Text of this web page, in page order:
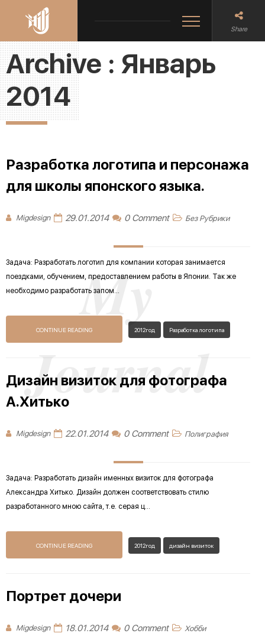
Share
My
Journal
Archive : Январь
2014
Разработка логотипа и персонажа
для школы японского языка.
Migdesign 29.01.2014 0 Comment Без Рубрики
Задача: Разработать логотип для компании которая занимается
поездками, обучением, предоставлением работы в Японии. Так же
необходимо разработать запом...
CONTINUE READING 2012год Разработка логотипа
Дизайн визиток для фотографа
А.Хитько
Migdesign 22.01.2014 0 Comment Полиграфия
Задача: Разработать дизайн именных визиток для фотографа
Александра Хитько. Дизайн должен соответствовать стилю
разработанного мною сайта, т.е. серая ц...
CONTINUE READING 2012год дизайн визиток
Портрет дочери
Migdesign 18.01.2014 0 Comment Хобби